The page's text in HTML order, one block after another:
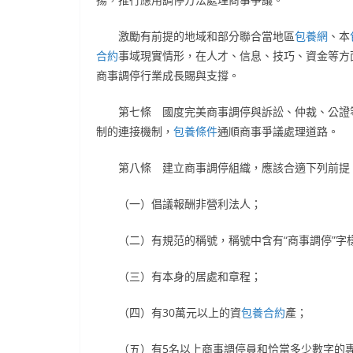
激勵有前提的地域和部分聯合當地區包養網 、本
合約事域現實情形，在人才、信息、技巧、資金等方
商事調停行業成長賜與支撐。
第七條 國度完美商事調停與訴訟、仲裁、公證
制的連接機制， 包養條件通順商事爭議處理道路。
第八條 建立商事調停組織，應該合適下列前提
（一）倡議報酬非營利法人；
（二）有規范的稱號，稱號中含有“商事調停”字
（三）有本身的居處和章程；
（四）有30萬元以上的資包養合約產；
（五）有5名以上商事調停員和恰當多少數字的